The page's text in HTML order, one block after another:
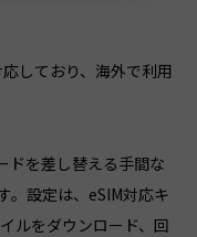
しており、海外で利用
ドを差し替える手間な
。設定は、eSIM対応キ
ルをダウンロード、回